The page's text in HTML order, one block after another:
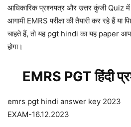
आधिकारिक प्रश्नपत्र और उत्तर कुंजी Quiz
आगामी EMRS परीक्षा की तैयारी कर रहे हैं या
चाहते हैं, तो यह pgt hindi का यह paper
होगा।
EMRS PGT हिंदी
emrs pgt hindi answer key 2023
EXAM-16.12.2023